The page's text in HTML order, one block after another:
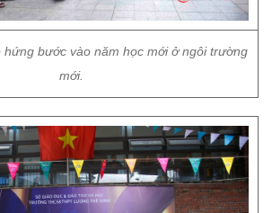
hứng bước vào năm học mới ở ngôi trường
mới.